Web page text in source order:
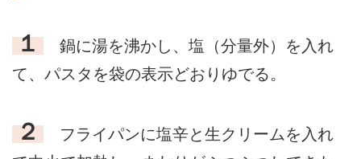
１
鍋に湯を沸かし、塩（分量外）を入れ
て、パスタを袋の表示どおりゆでる。
２
フライパンに塩辛と生クリームを入れ